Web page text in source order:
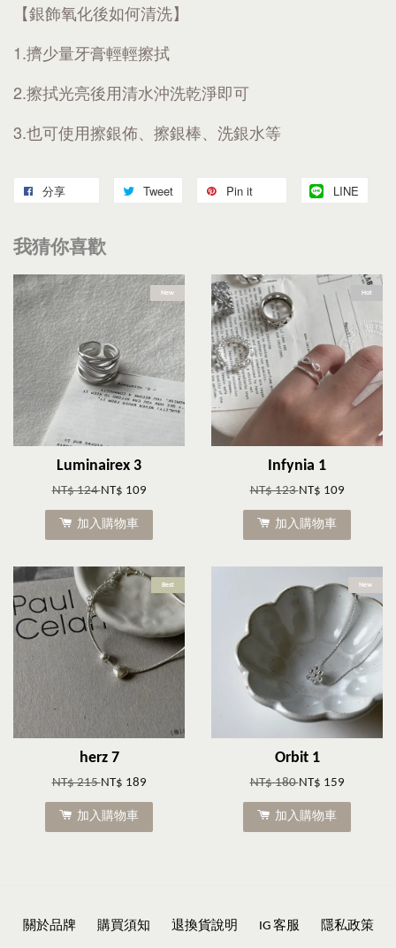
【銀飾氧化後如何清洗】
1.擠少量牙膏輕輕擦拭
2.擦拭光亮後用清水沖洗乾淨即可
3.也可使用擦銀佈、擦銀棒、洗銀水等
分享 Tweet Pin it LINE
我猜你喜歡
New
Luminairex 3
NT$ 124NT$ 109
加入購物車
Hot
Infynia 1
NT$ 123NT$ 109
加入購物車
Best
herz 7
NT$ 215NT$ 189
加入購物車
New
Orbit 1
NT$ 180NT$ 159
加入購物車
關於品牌 購買須知 退換貨說明 IG 客服 隱私政策